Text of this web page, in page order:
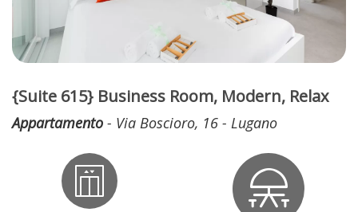
{Suite 615} Business Room, Modern, Relax
Appartamento - Via Boscioro, 16 - Lugano